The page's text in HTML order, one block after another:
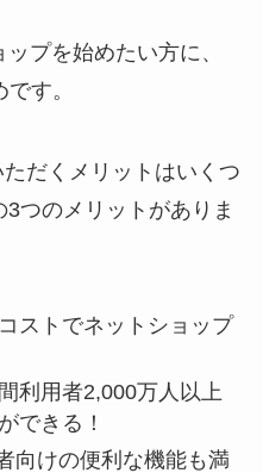
プを始めたい方に、
す。
だくメリットはいくつ
つのメリットがありま
ストでネットショップ
利用者2,000万人以上
できる！
向けの便利な機能も満